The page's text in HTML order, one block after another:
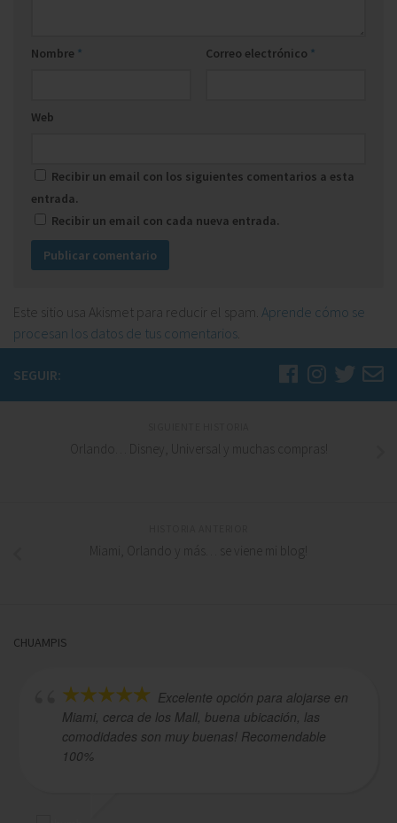
Nombre * Correo electrónico *
Web
Recibir un email con los siguientes comentarios a esta
entrada.
Recibir un email con cada nueva entrada.
Este sitio usa Akismet para reducir el spam. Aprende cómo se
procesan los datos de tus comentarios.
SEGUIR:
Orlando… Disney, Universal y muchas compras!
Miami, Orlando y más… se viene mi blog!
CHUAMPIS
Excelente opción para alojarse en
Miami, cerca de los Mall, buena ubicación, las
comodidades son muy buenas! Recomendable
100%